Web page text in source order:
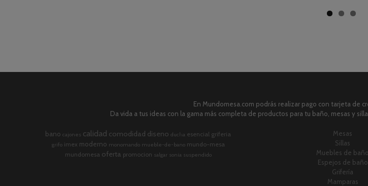
En Mundomesa.com podrás realizar pago con tarjeta de
Da vida a tus ideas con la gama más completa de productos para tu baño, mesas y
bano cajones calidad comodidad diseno ducha esencial griferia
grifo imex moderno monomando mueble-de-bano mundo-mesa
mundomesa oferta promocion salgar sonia suspendido
Mesas
Sillas
Muebles de baño
Espejos de baño
Grifería
Mamparas